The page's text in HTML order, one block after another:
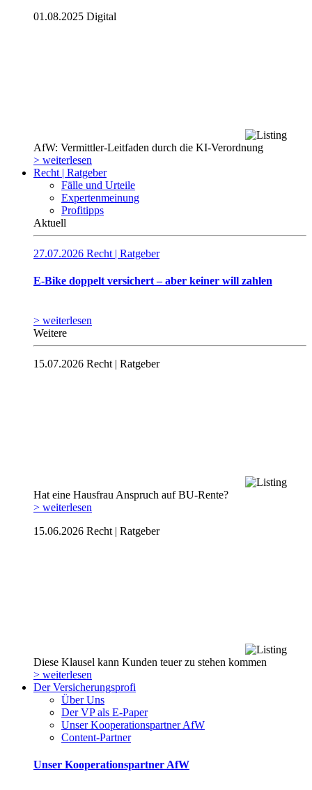
01.08.2025 Digital
AfW: Vermittler-Leitfaden durch die KI-Verordnung
> weiterlesen
Recht | Ratgeber
Fälle und Urteile
Expertenmeinung
Profitipps
Aktuell
27.07.2026 Recht | Ratgeber
E-Bike doppelt versichert – aber keiner will zahlen
> weiterlesen
Weitere
15.07.2026 Recht | Ratgeber
Hat eine Hausfrau Anspruch auf BU-Rente?
> weiterlesen
15.06.2026 Recht | Ratgeber
Diese Klausel kann Kunden teuer zu stehen kommen
> weiterlesen
Der Versicherungsprofi
Über Uns
Der VP als E-Paper
Unser Kooperationspartner AfW
Content-Partner
Unser Kooperationspartner AfW